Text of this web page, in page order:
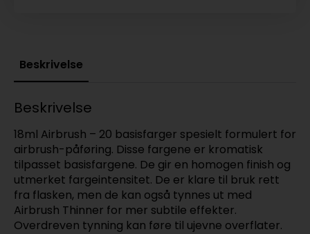
Beskrivelse
Beskrivelse
18ml Airbrush – 20 basisfarger spesielt formulert for
airbrush-påføring. Disse fargene er kromatisk
tilpasset basisfargene. De gir en homogen finish og
utmerket fargeintensitet. De er klare til bruk rett
fra flasken, men de kan også tynnes ut med
Airbrush Thinner for mer subtile effekter.
Overdreven tynning kan føre til ujevne overflater.